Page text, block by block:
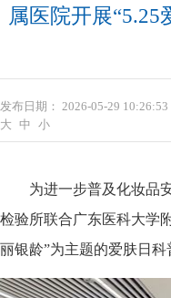
属医院开展
发布日期： 2026-05-29 10:26:53
大 中 小
为进一步普及化妆品安
检验所联合广东医科大学
丽银龄”为主题的爱肤日科